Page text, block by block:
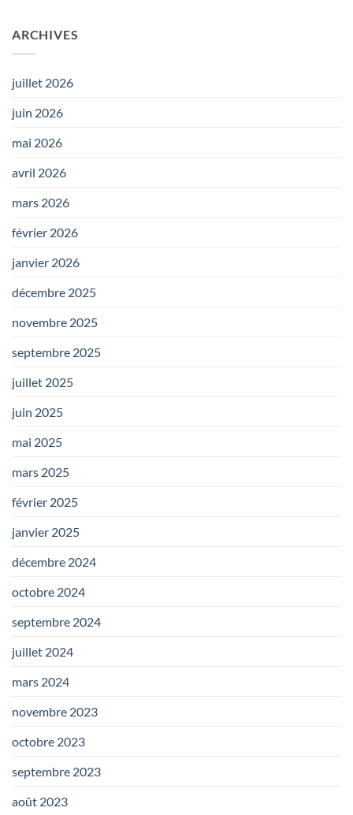
ARCHIVES
juillet 2026
juin 2026
mai 2026
avril 2026
mars 2026
février 2026
janvier 2026
décembre 2025
novembre 2025
septembre 2025
juillet 2025
juin 2025
mai 2025
mars 2025
février 2025
janvier 2025
décembre 2024
octobre 2024
septembre 2024
juillet 2024
mars 2024
novembre 2023
octobre 2023
septembre 2023
août 2023